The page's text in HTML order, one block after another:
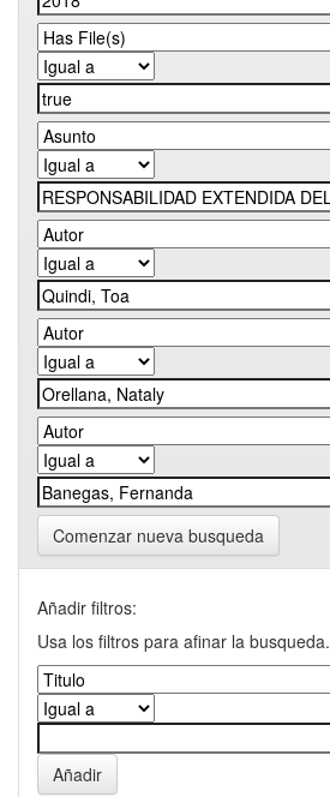
Comenzar nueva busqueda
Añadir filtros:
Usa los filtros para afinar la busqueda.